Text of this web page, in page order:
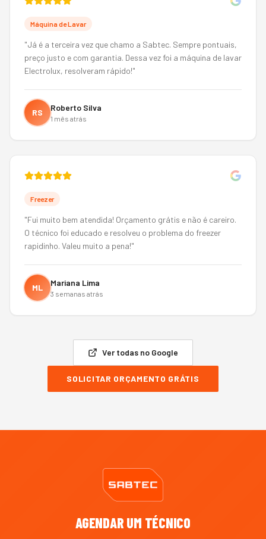
Máquina de Lavar
"Já é a terceira vez que chamo a Sabtec. Sempre pontuais,
preço justo e com garantia. Dessa vez foi a máquina de lavar
Electrolux, resolveram rápido!"
RS Roberto Silva
1 mês atrás
Freezer
"Fui muito bem atendida! Orçamento grátis e não é careiro.
O técnico foi educado e resolveu o problema do freezer
rapidinho. Valeu muito a pena!"
ML Mariana Lima
3 semanas atrás
Ver todas no Google
SOLICITAR ORÇAMENTO GRÁTIS
AGENDAR UM TÉCNICO